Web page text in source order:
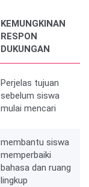
KEMUNGKINAN
RESPON
DUKUNGAN
Perjelas tujuan
sebelum siswa
mulai mencari
membantu siswa
memperbaiki
bahasa dan ruang
lingkup